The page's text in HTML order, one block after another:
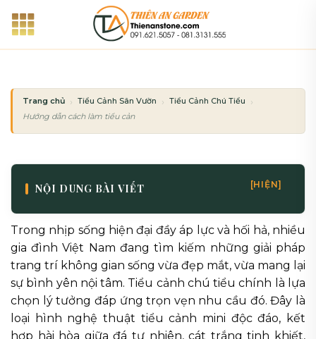
qua
Trang chủ Tiểu Cảnh Sân Vườn
Tiểu Cảnh Chú Tiểu
Hướng dẫn cách làm tiểu cảnh chú tiểu tại nhà đơn giản và tiết kiệm
NỘI DUNG BÀI VIẾT [HIỆN]
Trong nhịp sống hiện đại đầy áp lực và hối hả, nhiều
gia đình Việt Nam đang tìm kiếm những giải pháp
trang trí không gian sống vừa đẹp mắt, vừa mang lại
sự bình yên nội tâm. Tiểu cảnh chú tiểu chính là lựa
chọn lý tưởng đáp ứng trọn vẹn nhu cầu đó. Đây là
loại hình nghệ thuật tiểu cảnh mini độc đáo, kết
hợp hài hòa giữa đá tự nhiên, cát trắng tinh khiết,